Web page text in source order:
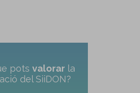
pots valorarla
del SiiDON?